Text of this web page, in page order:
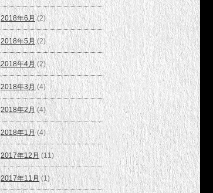
2018年6月(2)
2018年5月(2)
2018年4月(2)
2018年3月(4)
2018年2月(4)
2018年1月(4)
2017年12月 (11)
2017年11月(1)